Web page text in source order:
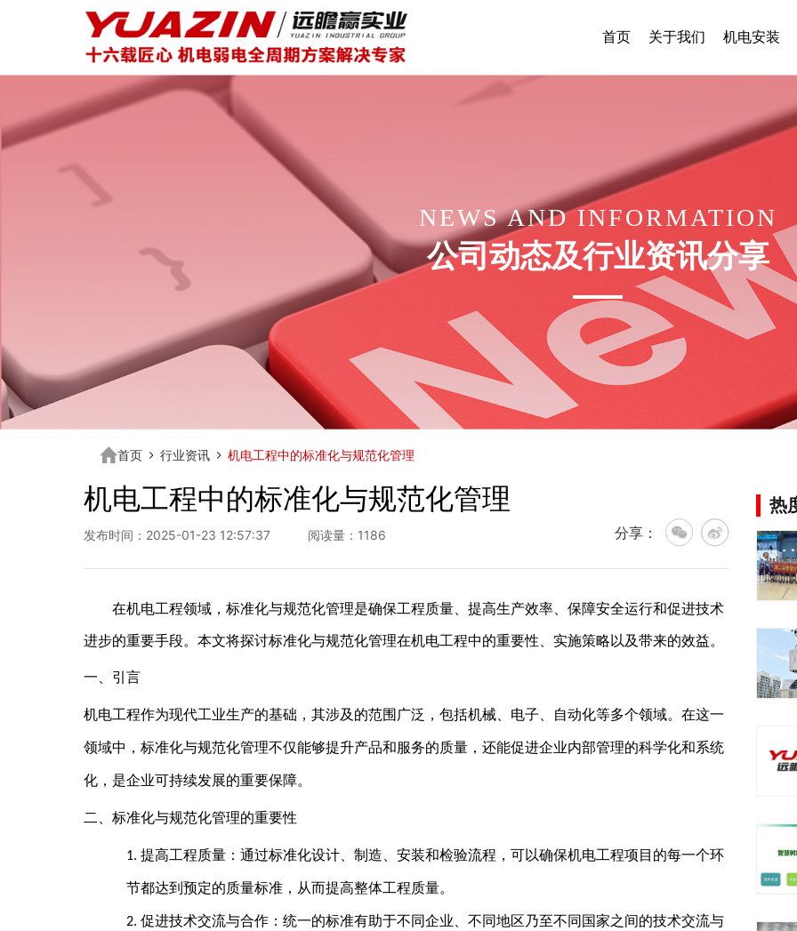
首页 关于我们 机电安装
NEWS AND INFORMATION
公司动态及行业资讯分享
首页 行业资讯 机电工程中的标准化与规范化管理
机电工程中的标准化与规范化管理
发布时间：2025-01-23 12:57:37 阅读量：1186 分享：
在机电工程领域，标准化与规范化管理是确保工程质量、提高生产效率、保障安全运行和促进技术
进步的重要手段。本文将探讨标准化与规范化管理在机电工程中的重要性、实施策略以及带来的效益。
一、引言
机电工程作为现代工业生产的基础，其涉及的范围广泛，包括机械、电子、自动化等多个领域。在这一
领域中，标准化与规范化管理不仅能够提升产品和服务的质量，还能促进企业内部管理的科学化和系统
化，是企业可持续发展的重要保障。
二、标准化与规范化管理的重要性
1.提高工程质量：通过标准化设计、制造、安装和检验流程，可以确保机电工程项目的每一个环
节都达到预定的质量标准，从而提高整体工程质量。
2.促进技术交流与合作：统一的标准有助于不同企业、不同地区乃至不同国家之间的技术交流与
热